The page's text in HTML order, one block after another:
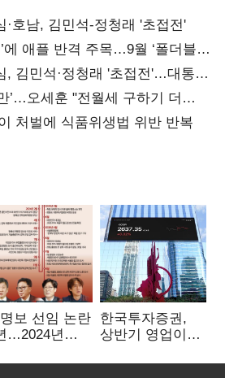
호남, 김민석-정청래 '초접전'
에 애플 반격 주목…9월 ‘폴더블
김민석·정청래 '초접전'…대통령
합)
’…오세훈 "전월세 구하기 더
처벌에 식품위생법 위반 반복
보 선임 논란
…2024년
까지
한국투자증권,
상반기 영업이익
전년비 89.1%↑